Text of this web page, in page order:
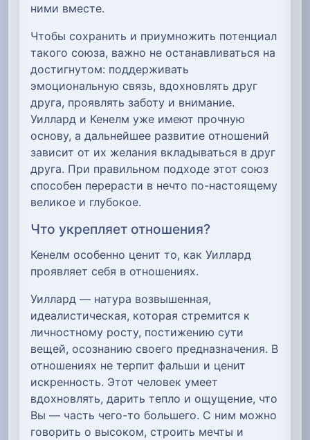
ними вместе.
Чтобы сохранить и приумножить потенциал
такого союза, важно не останавливаться на
достигнутом: поддерживать
эмоциональную связь, вдохновлять друг
друга, проявлять заботу и внимание.
Уиллард и Кенелм уже имеют прочную
основу, а дальнейшее развитие отношений
зависит от их желания вкладываться в друг
друга. При правильном подходе этот союз
способен перерасти в нечто по-настоящему
великое и глубокое.
Что укрепляет отношения?
Кенелм особенно ценит то, как Уиллард
проявляет себя в отношениях.
Уиллард — натура возвышенная,
идеалистическая, которая стремится к
личностному росту, постижению сути
вещей, осознанию своего предназначения. В
отношениях не терпит фальши и ценит
искренность. Этот человек умеет
вдохновлять, дарить тепло и ощущение, что
Вы — часть чего-то большего. С ним можно
говорить о высоком, строить мечты и